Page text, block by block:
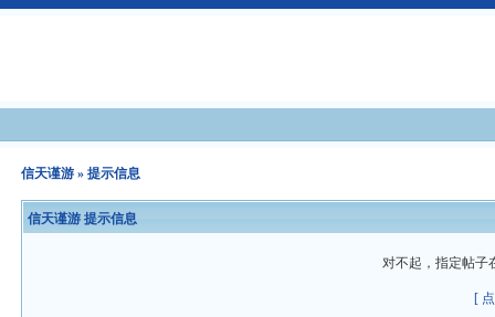
信天谨游 » 提示信息
信天谨游 提示信息
对不起，指定帖子
[